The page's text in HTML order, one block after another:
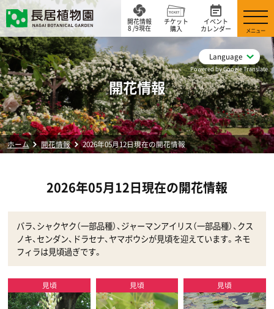
Language
Powered by Google Translate
開花情報
8 /9現在
チケット
購入
イベント
カレンダー
メニュー
開花情報
ホーム 開花情報 2026年05月12日現在の開花情報
2026年05月12日現在の開花情報
バラ、シャクヤク（一部品種）、ジャーマンアイリス（一部品種）、クス
ノキ、センダン、ドラセナ、ヤマボウシが見頃を迎えています。ネモ
フィラは見頃過ぎです。
見頃 見頃 見頃